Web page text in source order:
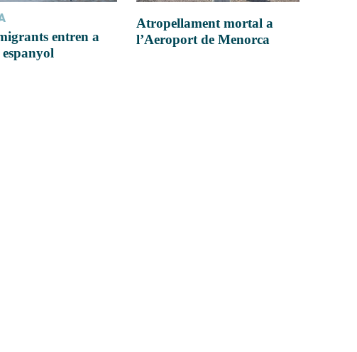
entren a
Atropellament mortal a
l’Aeroport de Menorca